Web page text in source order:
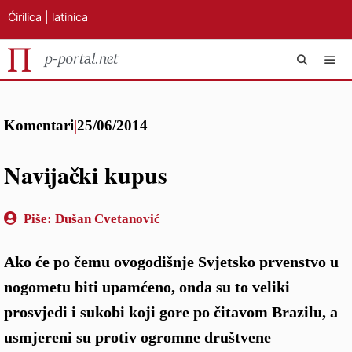
Ćirilica latinica
Komentari|25/06/2014
Navijački kupus
Piše: Dušan Cvetanović
Ako će po čemu ovogodišnje Svjetsko prvenstvo u
nogometu biti upamćeno, onda su to veliki
prosvjedi i sukobi koji gore po čitavom Brazilu, a
usmjereni su protiv ogromne društvene